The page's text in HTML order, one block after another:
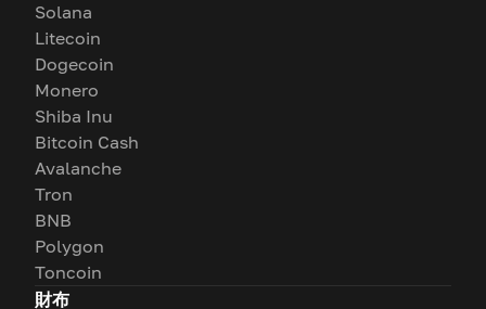
Solana
Litecoin
Dogecoin
Monero
Shiba Inu
Bitcoin Cash
Avalanche
Tron
BNB
Polygon
Toncoin
財布